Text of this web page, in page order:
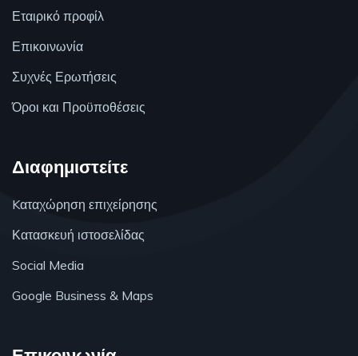
Εταιρικό προφίλ
Επικοινωνία
Συχνές Ερωτήσεις
Όροι και Προϋποθέσεις
Διαφημιστείτε
Kαταχώρηση επιχείρησης
Κατασκευή ιστοσελίδας
Social Media
Google Business & Maps